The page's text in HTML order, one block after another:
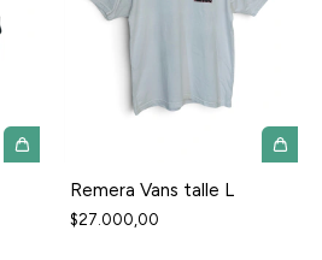
Remera Vans talle L
$27.000,00